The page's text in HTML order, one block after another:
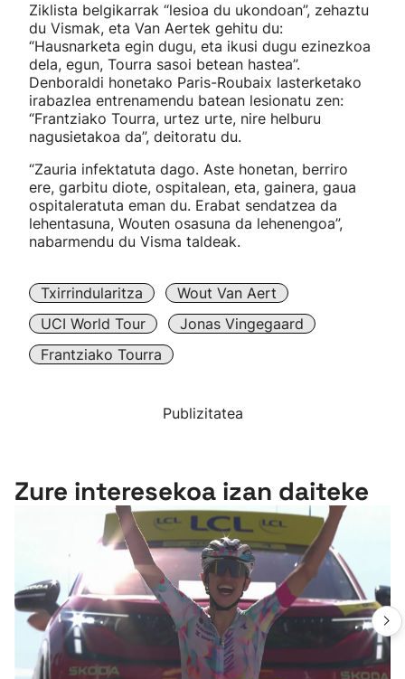
Ziklista belgikarrak “lesioa du ukondoan”, zehaztu
du Vismak, eta Van Aertek gehitu du:
“Hausnarketa egin dugu, eta ikusi dugu ezinezkoa
dela, egun, Tourra sasoi betean hastea”.
Denboraldi honetako Paris-Roubaix lasterketako
irabazlea entrenamendu batean lesionatu zen:
“Frantziako Tourra, urtez urte, nire helburu
nagusietakoa da”, deitoratu du.
“Zauria infektatuta dago. Aste honetan, berriro
ere, garbitu diote, ospitalean, eta, gainera, gaua
ospitaleratuta eman du. Erabat sendatzea da
lehentasuna, Wouten osasuna da lehenengoa”,
nabarmendu du Visma taldeak.
Txirrindularitza
Wout Van Aert
UCI World Tour
Jonas Vingegaard
Frantziako Tourra
Publizitatea
Zure interesekoa izan daiteke